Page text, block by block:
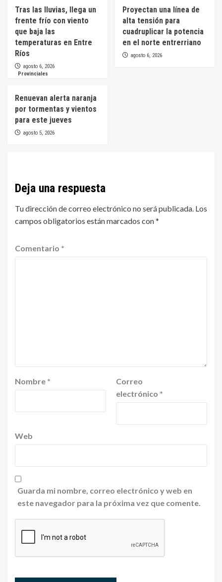
Tras las lluvias, llega un
frente frío con viento
que baja las
temperaturas en Entre
Ríos
agosto 6, 2026
Proyectan una línea de
alta tensión para
cuadruplicar la potencia
en el norte entrerriano
agosto 6, 2026
Provinciales
Renuevan alerta naranja
por tormentas y vientos
para este jueves
agosto 5, 2026
Deja una respuesta
Tu dirección de correo electrónico no será publicada. Los
campos obligatorios están marcados con*
Comentario *
Nombre *
Correo
electrónico *
Web
Guarda mi nombre, correo electrónico y web en
este navegador para la próxima vez que comente.